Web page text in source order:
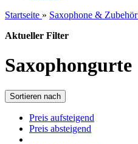
Startseite » Saxophone & Zubehör
Aktueller Filter
Saxophongurte
Sortieren nach
Preis aufsteigend
Preis absteigend